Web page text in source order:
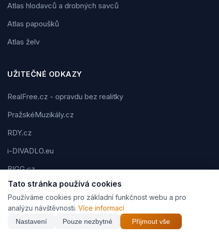
Atlas hlodavců a drobných savců
Atlas papoušků
Atlas želv
UŽITEČNÉ ODKAZY
RealFree.cz - opravdu bez realitky
PražskéMuzikály.cz
RDY.cz
i-DIVADLO.eu
BIGG.cz
FMAN.cz
eBar.cz
Tipy-na-dárek.cz
Tato stránka používá cookies
Používáme cookies pro základní funkčnost webu a pro
analýzu návštěvnosti. Více informací
Nastavení Pouze nezbytné Přijmout vše